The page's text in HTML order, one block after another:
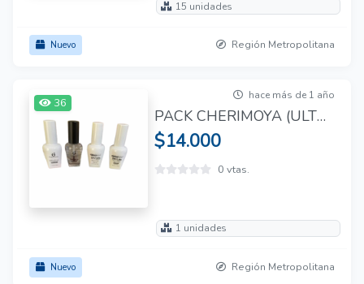
15 unidades
Nuevo Región Metropolitana
36
hace más de 1 año
PACK CHERIMOYA (ULTRABOND, PRIMER, BASE Y TOP COAT) 15 ML
$14.000
0 vtas.
1 unidades
Nuevo Región Metropolitana